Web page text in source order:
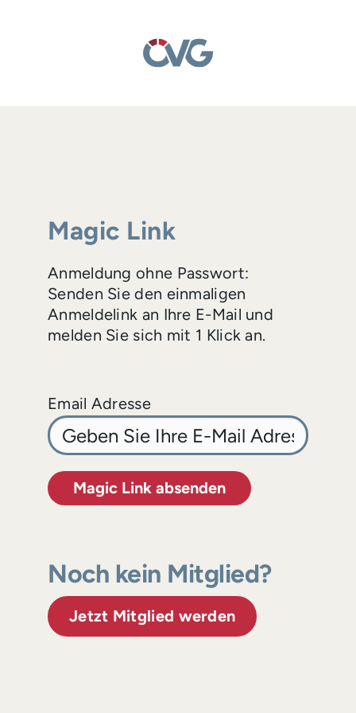
Magic Link
Anmeldung ohne Passwort:
Senden Sie den einmaligen
Anmeldelink an Ihre E-Mail und
melden Sie sich mit 1 Klick an.
Email Adresse
Magic Link absenden
Noch kein Mitglied?
Jetzt Mitglied werden